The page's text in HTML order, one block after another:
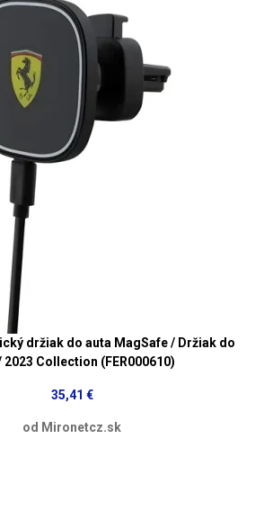
držiak do auta MagSafe / Držiak do
2023 Collection (FER000610)
35,41 €
od Mironetcz.sk